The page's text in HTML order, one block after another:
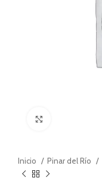
Inicio Pinar del Río